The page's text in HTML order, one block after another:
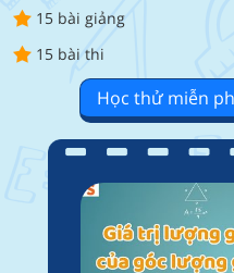
15 bài giảng
15 bài thi
Học thử miễn